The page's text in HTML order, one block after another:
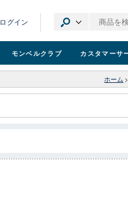
ログイン
モンベルクラブ カスタマーサ
ホーム >